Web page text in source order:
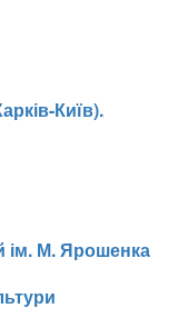
Київ).
ім. М. Ярошенка